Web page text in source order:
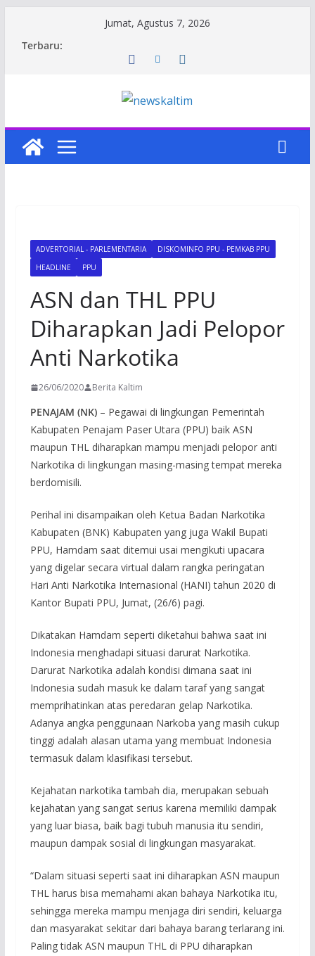
Jumat, Agustus 7, 2026
Terbaru:
ADVERTORIAL - PARLEMENTARIA
DISKOMINFO PPU - PEMKAB PPU
HEADLINE
PPU
ASN dan THL PPU
Diharapkan Jadi Pelopor
Anti Narkotika
26/06/2020 Berita Kaltim
PENAJAM (NK)– Pegawai di lingkungan Pemerintah
Kabupaten Penajam Paser Utara (PPU) baik ASN
maupun THL diharapkan mampu menjadi pelopor anti
Narkotika di lingkungan masing-masing tempat mereka
berdomisili.
Perihal ini disampaikan oleh Ketua Badan Narkotika
Kabupaten (BNK) Kabupaten yang juga Wakil Bupati
PPU, Hamdam saat ditemui usai mengikuti upacara
yang digelar secara virtual dalam rangka peringatan
Hari Anti Narkotika Internasional (HANI) tahun 2020 di
Kantor Bupati PPU, Jumat, (26/6) pagi.
Dikatakan Hamdam seperti diketahui bahwa saat ini
Indonesia menghadapi situasi darurat Narkotika.
Darurat Narkotika adalah kondisi dimana saat ini
Indonesia sudah masuk ke dalam taraf yang sangat
memprihatinkan atas peredaran gelap Narkotika.
Adanya angka penggunaan Narkoba yang masih cukup
tinggi adalah alasan utama yang membuat Indonesia
termasuk dalam klasifikasi tersebut.
Kejahatan narkotika tambah dia, merupakan sebuah
kejahatan yang sangat serius karena memiliki dampak
yang luar biasa, baik bagi tubuh manusia itu sendiri,
maupun dampak sosial di lingkungan masyarakat.
“Dalam situasi seperti saat ini diharapkan ASN maupun
THL harus bisa memahami akan bahaya Narkotika ‎itu,
sehingga mereka mampu menjaga diri sendiri, keluarga
dan masyarakat sekitar dari bahaya barang terlarang ini.
Paling tidak ASN maupun THL di PPU diharapkan